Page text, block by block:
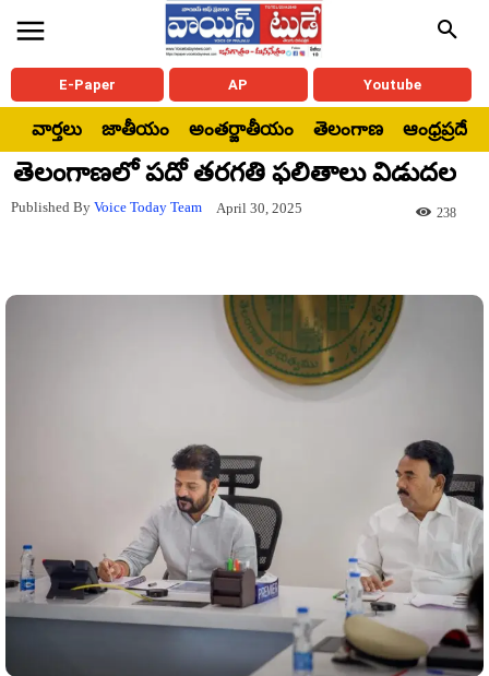
E-Paper AP Youtube
వార్తలు జాతీయం అంతర్జాతీయం తెలంగాణ ఆంధ్రప్రదేశ్
తెలంగాణలో పదో తరగతి ఫలితాలు విడుదల
Published By Voice Today Team April 30, 2025 238